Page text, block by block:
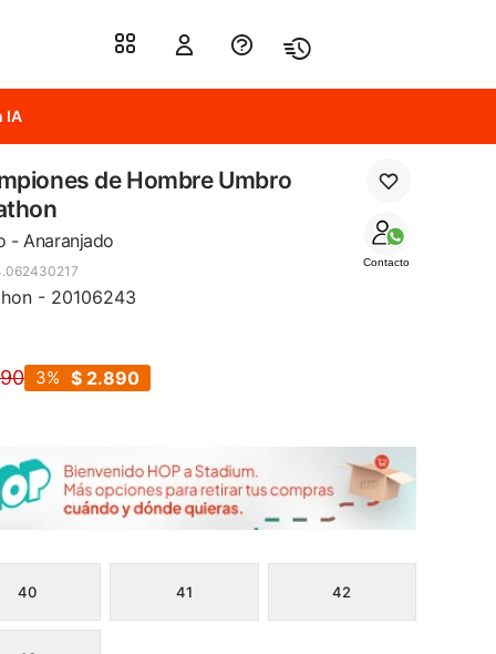
IA
de Hombre Umbro
- Anaranjado
Contacto
- 20106243
$ 2.890
3
40 41 42